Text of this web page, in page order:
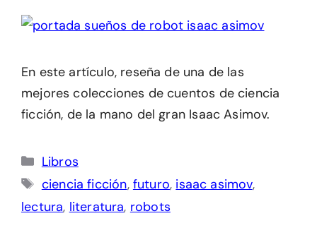
En este artículo, reseña de una de las
mejores colecciones de cuentos de ciencia
ficción, de la mano del gran Isaac Asimov.
Categorías
Libros
Etiquetas
ciencia ficción, futuro, isaac asimov,
lectura, literatura, robots